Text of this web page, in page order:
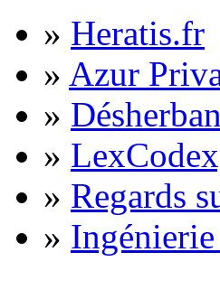
» Heratis.fr
» Azur
»
»
» Regards
»